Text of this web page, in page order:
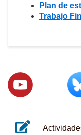
Plan de
Trabajo